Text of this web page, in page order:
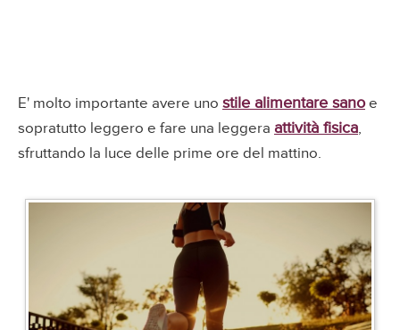
E' molto importante avere uno stile alimentare sanoe
sopratutto leggero e fare una leggera attività fisica,
sfruttando la luce delle prime ore del mattino.